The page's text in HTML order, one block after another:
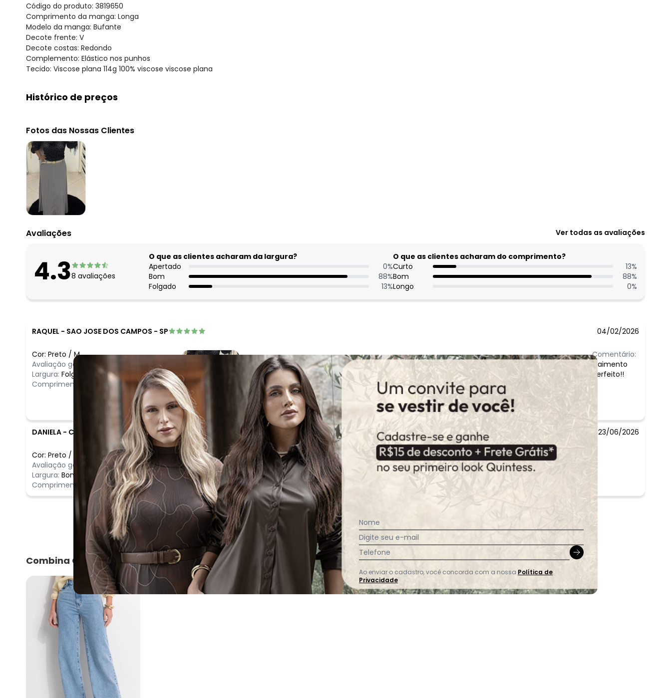
Código do produto: 3819650
Comprimento da manga: Longa
Modelo da manga: Bufante
Decote frente: V
Decote costas: Redondo
Complemento: Elástico nos punhos
Tecido: Viscose plana 114g 100% viscose viscose plana
Histórico de preços
agosto/2026
julho/2026
junho/2026
maio/2026
abril/2026
março/2026
fevereiro/2026
Fotos das Nossas Clientes
Avaliações Ver todas as avaliações
4.38 avaliações
O que as clientes acharam da largura?
Apertado
0%
Bom
88%
Folgado
13%
O que as clientes acharam do comprimento?
Curto
13%
Bom
88%
Longo
0%
RAQUEL - SAO JOSE DOS CAMPOS - SP 04/02/2026
Cor: Preto / M
Avaliação geral do produto:
Largura: Folgado
Comprimento:
Comentário:
Caimento
perfeito!!
DANIELA - CONTAGEM - MG 23/06/2026
Cor: Preto /
Avaliação geral do produto: Incrível
Largura: Bom
Comprimento:
Bom
Comentário:
Linda e atemporal! Perfeita e fresquinha.
Ver todas as avaliações
Combina Com
Nome
Digite seu e-mail
Telefone
Ao enviar o cadastro, você concorda com a nossa Política de
Privacidade